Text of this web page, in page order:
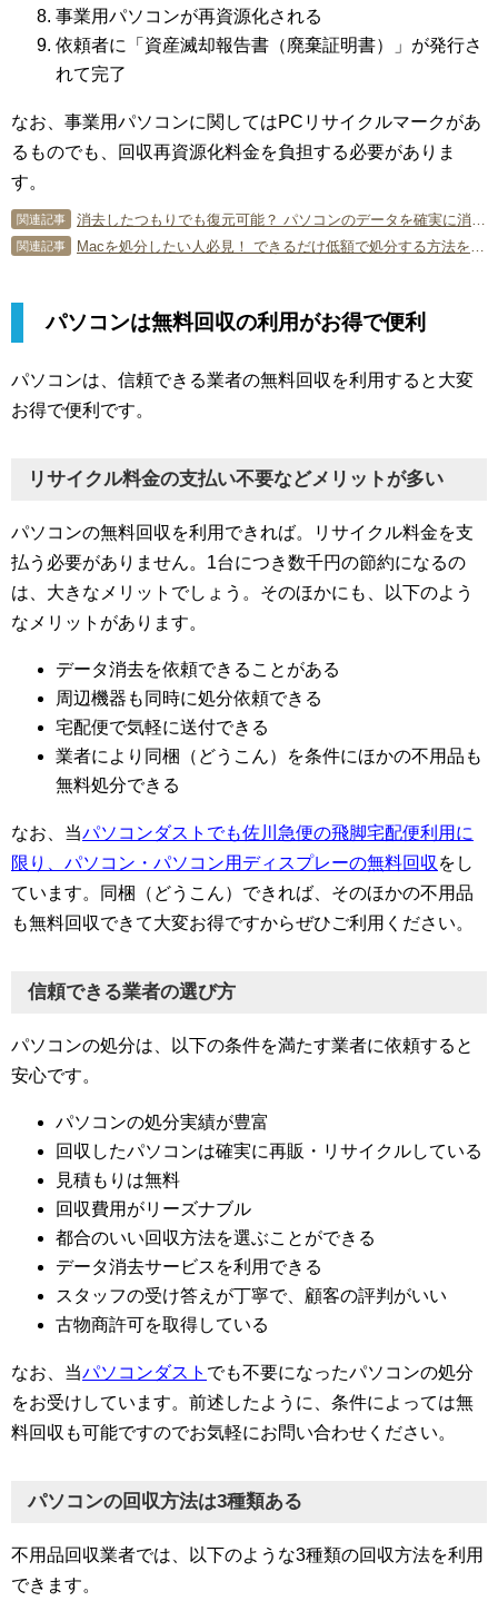
事業用パソコンが再資源化される
依頼者に「資産滅却報告書（廃棄証明書）」が発行さ
れて完了
なお、事業用パソコンに関してはPCリサイクルマークがあ
るものでも、回収再資源化料金を負担する必要がありま
す。
関連記事
関連記事
パソコンは無料回収の利用がお得で便利
パソコンは、信頼できる業者の無料回収を利用すると大変
お得で便利です。
リサイクル料金の支払い不要などメリットが多い
パソコンの無料回収を利用できれば。リサイクル料金を支
払う必要がありません。1台につき数千円の節約になるの
は、大きなメリットでしょう。そのほかにも、以下のよう
なメリットがあります。
データ消去を依頼できることがある
周辺機器も同時に処分依頼できる
宅配便で気軽に送付できる
業者により同梱（どうこん）を条件にほかの不用品も
無料処分できる
なお、当パソコンダストでも佐川急便の飛脚宅配便利用に
限り、パソコン・パソコン用ディスプレーの無料回収 をし
ています。同梱（どうこん）できれば、そのほかの不用品
も無料回収できて大変お得ですからぜひご利用ください。
信頼できる業者の選び方
パソコンの処分は、以下の条件を満たす業者に依頼すると
安心です。
パソコンの処分実績が豊富
回収したパソコンは確実に再販・リサイクルしている
見積もりは無料
回収費用がリーズナブル
都合のいい回収方法を選ぶことができる
データ消去サービスを利用できる
スタッフの受け答えが丁寧で、顧客の評判がいい
古物商許可を取得している
なお、当パソコンダスト でも不要になったパソコンの処分
をお受けしています。前述したように、条件によっては無
料回収も可能ですのでお気軽にお問い合わせください。
パソコンの回収方法は3種類ある
不用品回収業者では、以下のような3種類の回収方法を利用
できます。